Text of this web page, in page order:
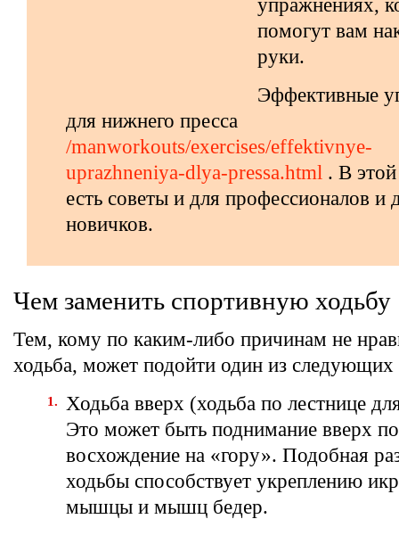
упражнениях,
помогут вам
руки.
Эффективные
для нижнего пресса
/manworkouts/exercises/effektivnye-
uprazhneniya-dlya-pressa.html . В этой
есть советы и для профессионалов и
новичков.
Чем заменить спортивную ходьбу
Тем, кому по каким-либо причинам не
ходьба, может подойти один из следующих
Ходьба вверх (ходьба по лестнице
Это может быть поднимание вверх
восхождение на «гору». Подобная
ходьбы способствует укреплению
мышцы и мышц бедер.